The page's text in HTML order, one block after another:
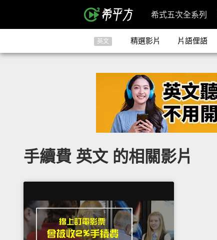
希式五次全系列
英文 精選影片 片語俚語
手續費 英文 的相關影片